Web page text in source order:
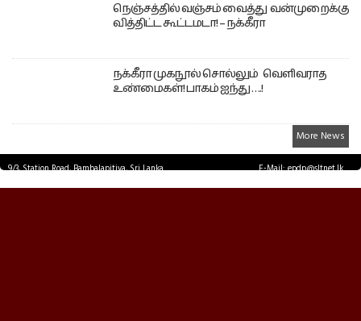
நெஞ்சத்தில் வஞ்சம் வைத்து வன்முறைக்கு
வித்திட்ட கூட்டமடா! – நக்கீரா
நக்கீரா முகநூல் சொல்லும் வெளிவராத
உண்மைகள்! பாகம் ஐந்து ….!
More News
9/3, Station Road, Bambalapitiya, Sri Lanka.
E-Mail: epdp@sltnet.lk